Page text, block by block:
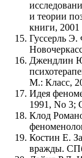
и теории
книги, 2001
Гуссерль Э.
Джендлин
М.: Класс,
Идея
1991, No 3;
Клод
Костин Е.
вражды.